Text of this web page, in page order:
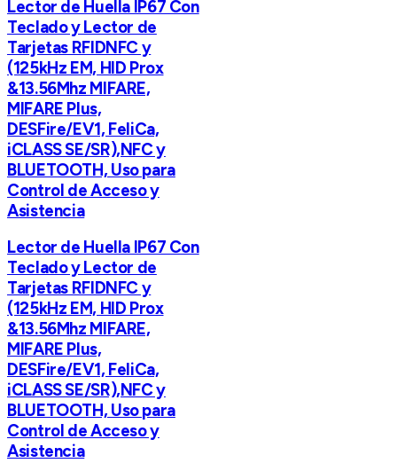
Lector de Huella IP67 Con
Teclado y Lector de
Tarjetas RFIDNFC y
(125kHz EM, HID Prox
&13.56Mhz MIFARE,
MIFARE Plus,
DESFire/EV1, FeliCa,
iCLASS SE/SR),NFC y
BLUETOOTH, Uso para
Control de Acceso y
Asistencia
Lector de Huella IP67 Con
Teclado y Lector de
Tarjetas RFIDNFC y
(125kHz EM, HID Prox
&13.56Mhz MIFARE,
MIFARE Plus,
DESFire/EV1, FeliCa,
iCLASS SE/SR),NFC y
BLUETOOTH, Uso para
Control de Acceso y
Asistencia